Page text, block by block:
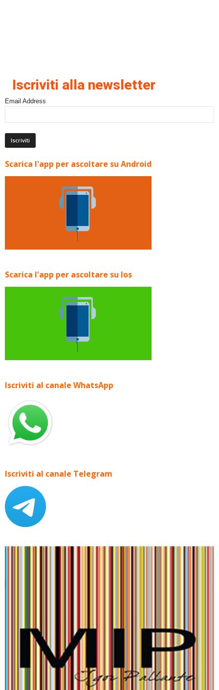
Iscriviti alla newsletter
Email Address
Scarica l'app per ascoltare su Android
Scarica l'app per ascoltare su Ios
Iscriviti al canale WhatsApp
Iscriviti al canale Telegram